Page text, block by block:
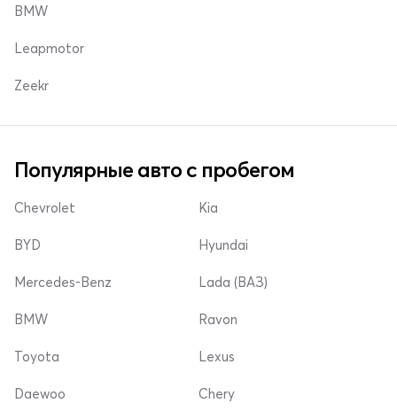
BMW
Leapmotor
Zeekr
Популярные авто с пробегом
Chevrolet
BYD
Mercedes-Benz
Kia
Hyundai
Lada (ВАЗ)
BMW
Toyota
Daewoo
Ravon
Lexus
Chery